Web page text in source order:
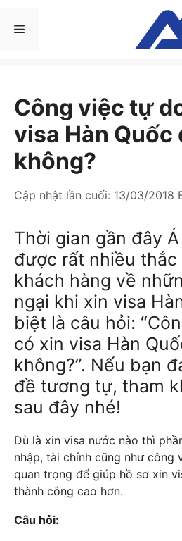
đến Menu
Công việc tự
visa Hàn Quốc
không?
Cập nhật lần cuối: 13/03/2018
Thời gian gần đây
được rất nhiều thắc
khách hàng về
ngại khi xin visa
biệt là câu hỏi:
có xin visa Hàn
không?”. Nếu bạn
đề tương tự, tham
sau đây nhé!
Dù là xin visa nước nào thì
nhập, tài chính cũng như công
quan trọng để giúp hồ sơ xin
thành công cao hơn.
Câu hỏi: